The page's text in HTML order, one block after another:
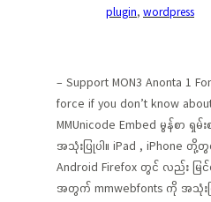
plugin, wordpress
– Support MON3 Anonta 1
force if you don’t know
MMUnicode Embed မွန်စာ ရှမ်
အသုံးပြုပါ။ iPad , iPhone တို့
Android Firefox တွင် လည်း မြ
အတွက် mmwebfonts ကို အသုံး